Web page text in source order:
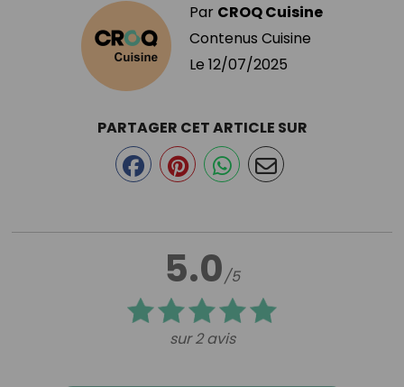
Par CROQ Cuisine
Contenus Cuisine
Le 12/07/2025
5.0/5
sur 2 avis
PARTAGER CET ARTICLE SUR